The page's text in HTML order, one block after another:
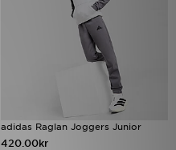
adidas Raglan Joggers Junior
420.00kr